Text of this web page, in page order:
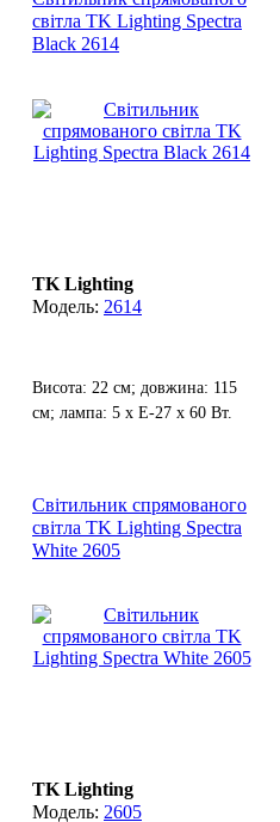
світла TK Lighting Spectra
Black 2614
TK Lighting
2614
Висота: 22 см; довжина: 115
см; лампа: 5 х Е-27 х 60 Вт.
Світильник спрямованого
світла TK Lighting Spectra
White 2605
TK Lighting
2605